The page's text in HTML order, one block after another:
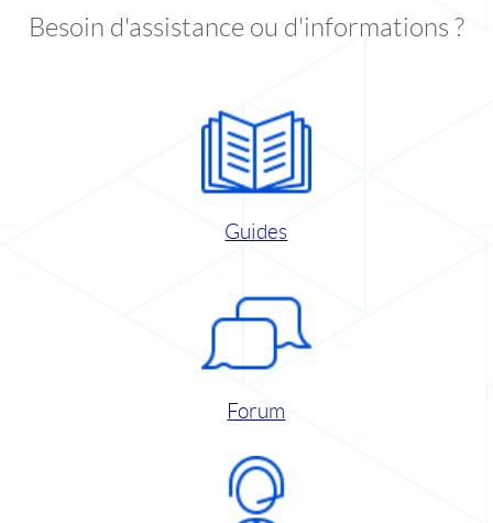
Besoin d'assistance ou d'informations ?
Guides
Forum